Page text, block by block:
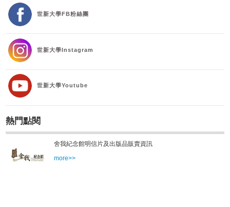
世新大學FB粉絲團
世新大學Instagram
世新大學Youtube
熱門點閱
舍我紀念館明信片及出版品販賣資訊
more>>